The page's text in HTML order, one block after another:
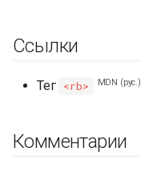
Ссылки
Тег <rb> MDN (рус.)
Комментарии